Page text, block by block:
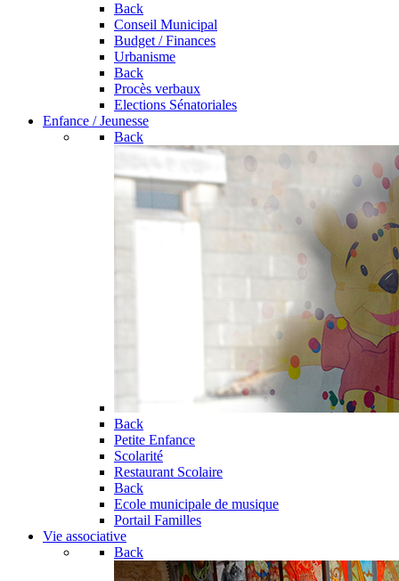
Back
Conseil Municipal
Budget / Finances
Urbanisme
Back
Procès verbaux
Elections Sénatoriales
Enfance / Jeunesse
Back
Back
Petite Enfance
Scolarité
Restaurant Scolaire
Back
Ecole municipale de musique
Portail Familles
Vie associative
Back